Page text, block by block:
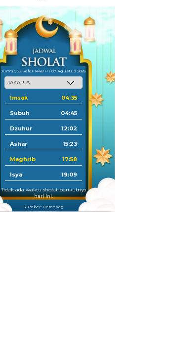
Jum'at, 22 Safar 1448 H / 07 Agustus 2026
Imsak 04:35
Subuh 04:45
Dzuhur 12:02
Ashar 15:23
Maghrib 17:58
Isya 19:09
Tidak ada waktu sholat berikutnya
hari ini.
Sumber: Kemenag